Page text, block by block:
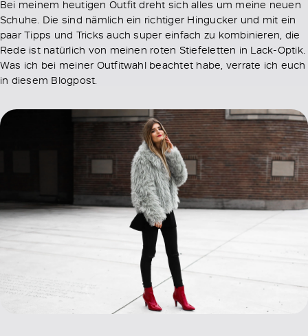
Bei meinem heutigen Outfit dreht sich alles um meine neuen
Schuhe. Die sind nämlich ein richtiger Hingucker und mit ein
paar Tipps und Tricks auch super einfach zu kombinieren, die
Rede ist natürlich von meinen roten Stiefeletten in Lack-Optik.
Was ich bei meiner Outfitwahl beachtet habe, verrate ich euch
in diesem Blogpost.